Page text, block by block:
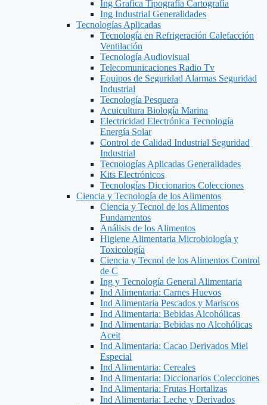
Ing Grafica Tipografía Cartografía
Ing Industrial Generalidades
Tecnologías Aplicadas
Tecnología en Refrigeración Calefacción
Ventilación
Tecnología Audiovisual
Telecomunicaciones Radio Tv
Equipos de Seguridad Alarmas Seguridad
Industrial
Tecnología Pesquera
Acuicultura Biología Marina
Electricidad Electrónica Tecnología
Energía Solar
Control de Calidad Industrial Seguridad
Industrial
Tecnologías Aplicadas Generalidades
Kits Electrónicos
Tecnologías Diccionarios Colecciones
Ciencia y Tecnología de los Alimentos
Ciencia y Tecnol de los Alimentos
Fundamentos
Análisis de los Alimentos
Higiene Alimentaria Microbiología y
Toxicología
Ciencia y Tecnol de los Alimentos Control
de C
Ing y Tecnología General Alimentaria
Ind Alimentaria: Carnes Huevos
Ind Alimentaria Pescados y Mariscos
Ind Alimentaria: Bebidas Alcohólicas
Ind Alimentaria: Bebidas no Alcohólicas
Aceit
Ind Alimentaria: Cacao Derivados Miel
Especial
Ind Alimentaria: Cereales
Ind Alimentaria: Diccionarios Colecciones
Ind Alimentaria: Frutas Hortalizas
Ind Alimentaria: Leche y Derivados